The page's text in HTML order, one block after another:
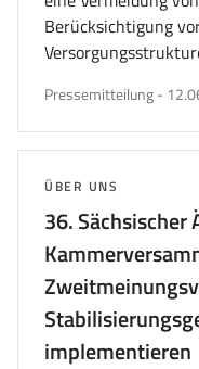
Berücksichtigung
Pressemitteilung-
36. Sächsischer
implementieren
THEMA:
ÜBER UNS